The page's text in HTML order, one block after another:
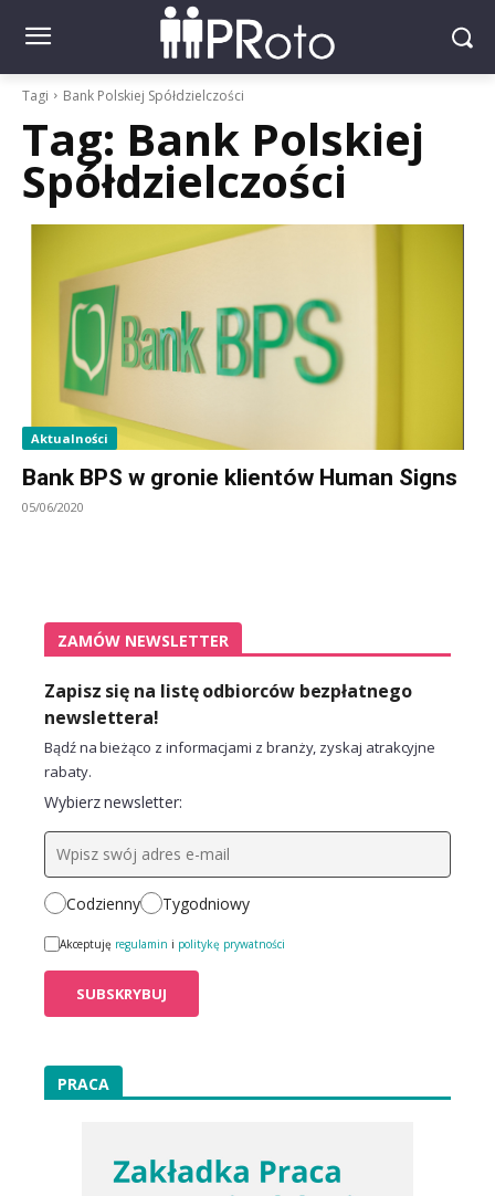
Tagi Bank Polskiej Spółdzielczości
Tag: Bank Polskiej
Spółdzielczości
Aktualności
Bank BPS w gronie klientów Human Signs
05/06/2020
ZAMÓW NEWSLETTER
Zapisz się na listę odbiorców bezpłatnego
newslettera!
Bądź na bieżąco z informacjami z branży, zyskaj atrakcyjne
rabaty.
Wybierz newsletter:
Codzienny Tygodniowy
Akceptuję regulamin i politykę prywatności
PRACA